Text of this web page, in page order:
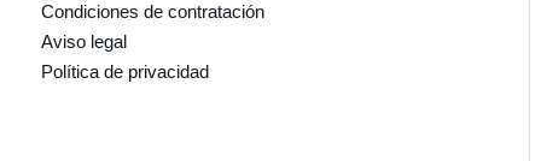
Condiciones de contratación
Aviso legal
Política de privacidad